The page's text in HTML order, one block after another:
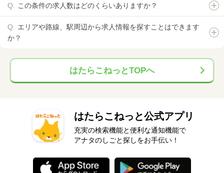
この条件の求人数はどのくらいありますか？
エリアや路線、駅周辺から求人情報を探すことはできます
か？
はたらこねっとTOPへ
はたらこねっと公式アプリ
充実の検索機能と便利な通知機能で
アナタのしごと探しをお手伝い！